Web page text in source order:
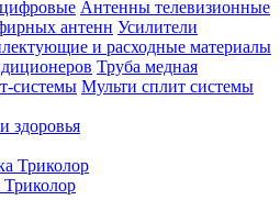
Антенны телевизионные
антенн Усилители
и расходные материалы
Труба медная
системы Мульти сплит системы
здоровья
Триколор